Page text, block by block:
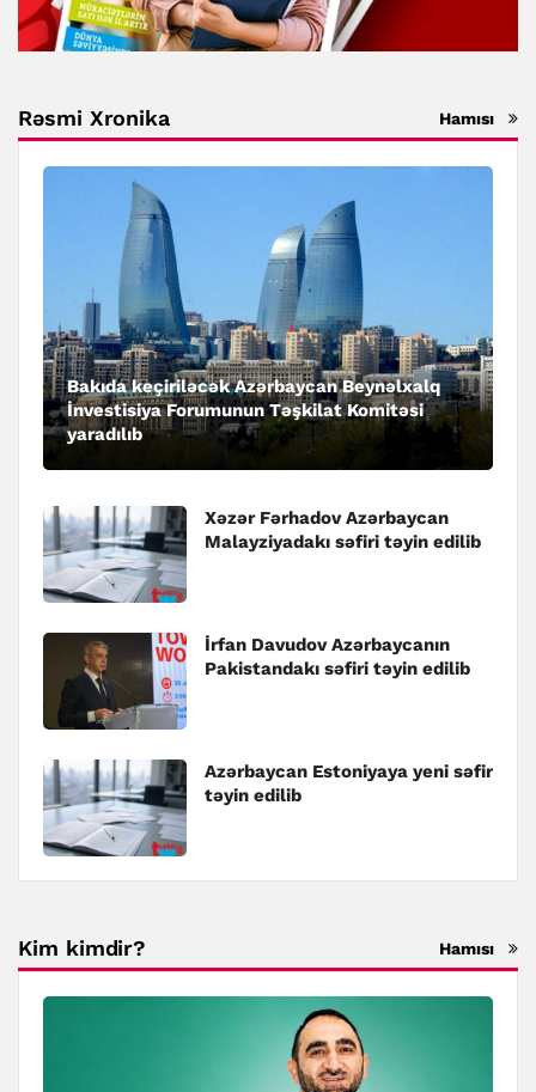
Rəsmi Xronika Hamısı
Bakıda keçiriləcək Azərbaycan Beynəlxalq
İnvestisiya Forumunun Təşkilat Komitəsi
yaradılıb
Xəzər Fərhadov Azərbaycan
Malayziyadakı səfiri təyin edilib
İrfan Davudov Azərbaycanın
Pakistandakı səfiri təyin edilib
Azərbaycan Estoniyaya yeni səfir
təyin edilib
Kim kimdir? Hamısı